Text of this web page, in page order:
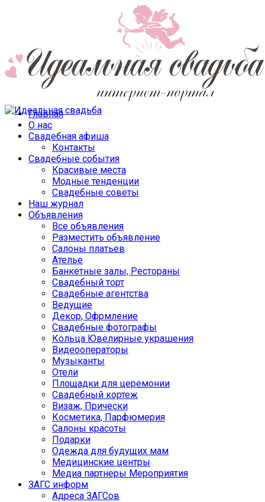
Главная
О нас
Свадебная афиша
Контакты
Свадебные события
Красивые места
Модные тенденции
Свадебные советы
Наш журнал
Объявления
Все объявления
Разместить объявление
Салоны платьев
Ателье
Банкетные залы, Рестораны
Свадебный торт
Свадебные агентства
Ведущие
Декор, Офрмление
Свадебные фотографы
Кольца Ювелирные украшения
Видеооператоры
Музыканты
Отели
Площадки для церемонии
Свадебный кортеж
Визаж, Прически
Косметика, Парфюмерия
Салоны красоты
Подарки
Одежда для будущих мам
Медицинские центры
Медиа партнеры Мероприятия
ЗАГС информ
Адреса ЗАГСов